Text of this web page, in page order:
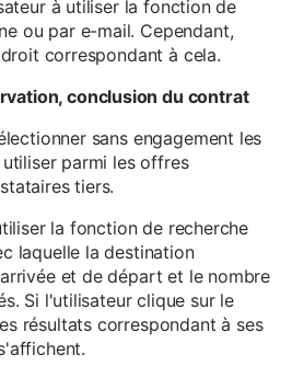
à utiliser la fonction de
ou par e-mail. Cependant,
correspondant à cela.
conclusion du contrat
sans engagement les
parmi les offres
tiers.
la fonction de recherche
laquelle la destination
et de départ et le nombre
Si l'utilisateur clique sur le
résultats correspondant à ses